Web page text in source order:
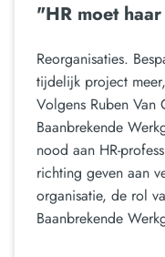
"HR moet
Reorganisaties.
tijdelijk project
Volgens Ruben Van
Baanbrekende
nood aan HR-
richting geven aan
organisatie, de rol
Baanbrekende